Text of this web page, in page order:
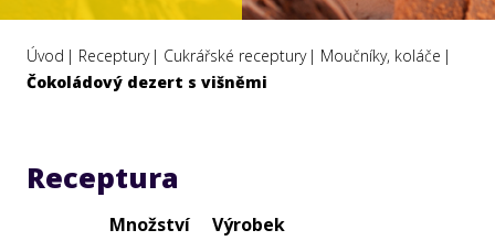
Úvod Receptury Cukrářské receptury
Moučníky, koláče
Čokoládový dezert s višněmi
Receptura
Množství
Výrobek